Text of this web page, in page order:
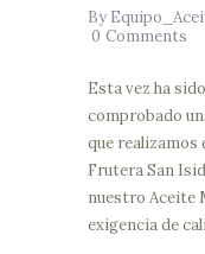
By
0 Comments
Esta vez ha
comprobado
que realizamos
Frutera San
nuestro Aceite
exigencia de